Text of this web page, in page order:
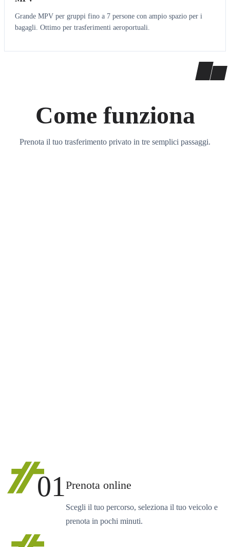
Grande MPV per gruppi fino a 7 persone con ampio spazio per i
bagagli. Ottimo per trasferimenti aeroportuali.
Come funziona
Prenota il tuo trasferimento privato in tre semplici passaggi.
01Prenota online
Scegli il tuo percorso, seleziona il tuo veicolo e
prenota in pochi minuti.